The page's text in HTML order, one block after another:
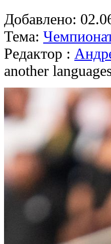
Добавлено:
Тема:
Редактор :
another